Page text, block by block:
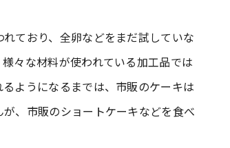
ており、全卵などをまだ試していな
々な材料が使われている加工品では
ようになるまでは、市販のケーキは
、市販のショートケーキなどを食べ